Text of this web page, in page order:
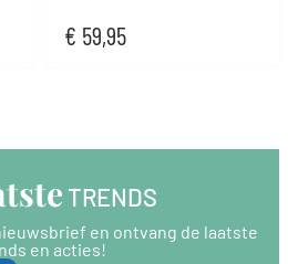
€ 59,95
TRENDS
en ontvang de laatste
en acties!